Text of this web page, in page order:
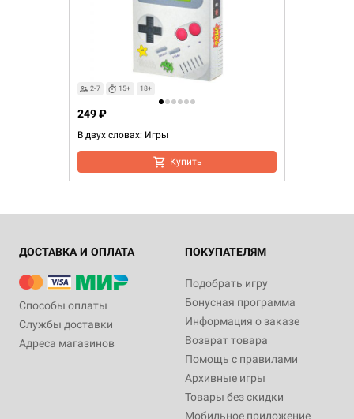
2-7 15+ 18+
В двух словах: Игры
249 ₽
Купить
ДОСТАВКА И ОПЛАТА
Способы оплаты
Службы доставки
Адреса магазинов
ПОКУПАТЕЛЯМ
Подобрать игру
Бонусная программа
Информация о заказе
Возврат товара
Помощь с правилами
Архивные игры
Товары без скидки
Мобильное приложение